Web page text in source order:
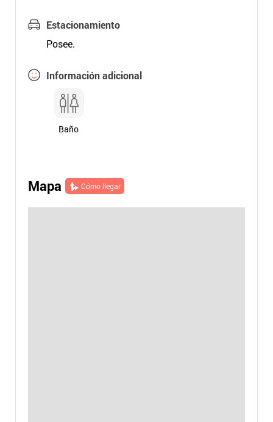
Estacionamiento
Posee.
Información adicional
Baño
Mapa Cómo llegar